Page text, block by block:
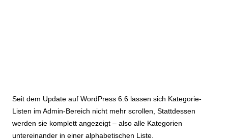
Seit dem Update auf WordPress 6.6 lassen sich Kategorie-
Listen im Admin-Bereich nicht mehr scrollen, Stattdessen
werden sie komplett angezeigt – also alle Kategorien
untereinander in einer alphabetischen Liste.